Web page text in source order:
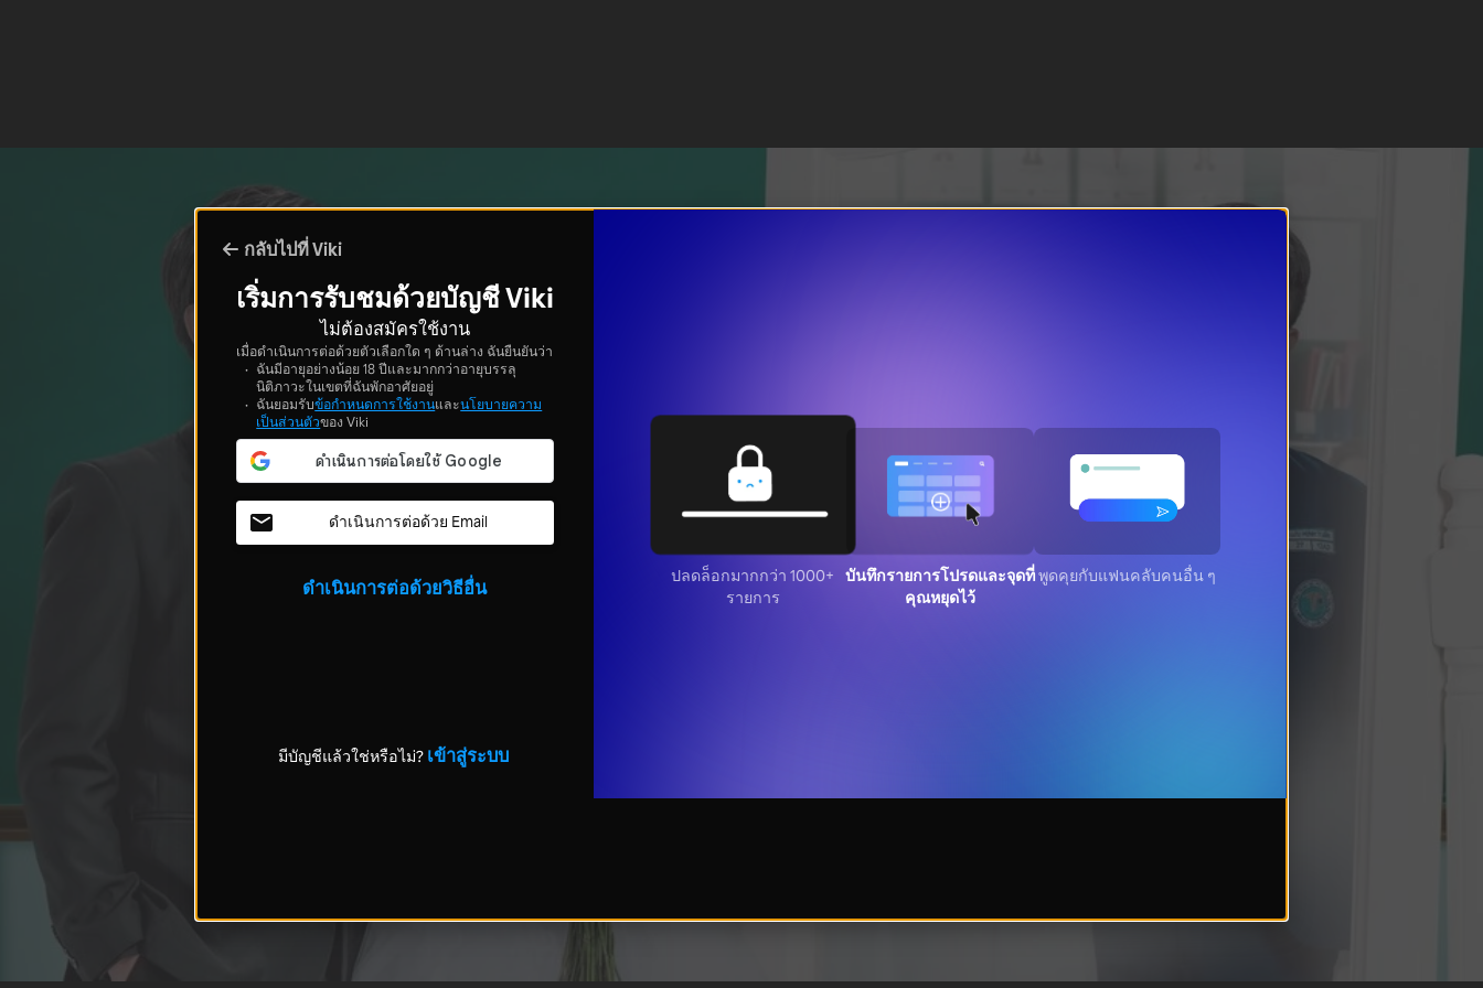
กลับไปที่ Viki
เริ่มการรับชมด้วยบัญชี Viki
ไม่ต้องสมัครใช้งาน
เมื่อดำเนินการต่อด้วยตัวเลือกใด ๆ ด้านล่าง ฉันยืนยันว่า
ฉันมีอายุอย่างน้อย 18 ปีและมากกว่าอายุบรรลุ
นิติภาวะในเขตที่ฉันพักอาศัยอยู่
ฉันยอมรับข้อกำหนดการใช้งานและนโยบายความ
เป็นส่วนตัวของ Viki
ดำเนินการต่อด้วย Email
ดำเนินการต่อด้วยวิธีอื่น
มีบัญชีแล้วใช่หรือไม่? เข้าสู่ระบบ
ปลดล็อกมากกว่า 1000+
รายการ
บันทึกรายการโปรดและจุดที่
คุณหยุดไว้
พูดคุยกับแฟนคลับคนอื่น ๆ